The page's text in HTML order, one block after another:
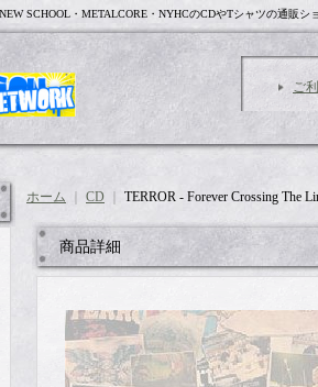
SCHOOL・METALCORE・NYHCのCDやTシャツの通販シ
ご
ホーム CD TERROR - Forever Crossing The
商品詳細